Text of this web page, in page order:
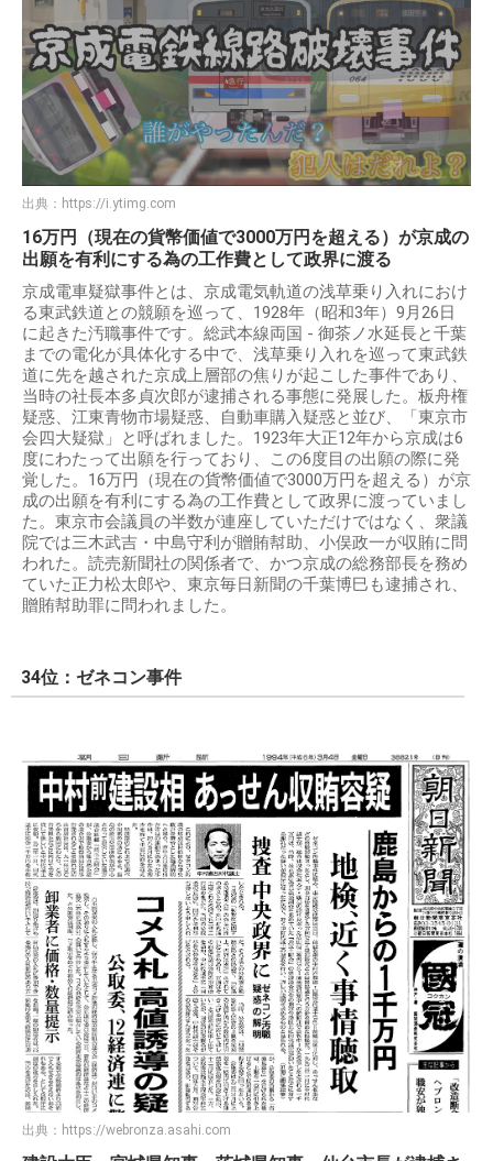
出典： https://i.ytimg.com
16万円（現在の貨幣価値で3000万円を超える）が京成の
出願を有利にする為の工作費として政界に渡る
京成電車疑獄事件とは、京成電気軌道の浅草乗り入れにおけ
る東武鉄道との競願を巡って、1928年（昭和3年）9月26日
に起きた汚職事件です。総武本線両国 - 御茶ノ水延長と千葉
までの電化が具体化する中で、浅草乗り入れを巡って東武鉄
道に先を越された京成上層部の焦りが起こした事件であり、
当時の社長本多貞次郎が逮捕される事態に発展した。板舟権
疑惑、江東青物市場疑惑、自動車購入疑惑と並び、「東京市
会四大疑獄」と呼ばれました。1923年大正12年から京成は6
度にわたって出願を行っており、この6度目の出願の際に発
覚した。16万円（現在の貨幣価値で3000万円を超える）が京
成の出願を有利にする為の工作費として政界に渡っていまし
た。東京市会議員の半数が連座していただけではなく、衆議
院では三木武吉・中島守利が贈賄幇助、小俣政一が収賄に問
われた。読売新聞社の関係者で、かつ京成の総務部長を務め
ていた正力松太郎や、東京毎日新聞の千葉博巳も逮捕され、
贈賄幇助罪に問われました。
34位：ゼネコン事件
出典： https://webronza.asahi.com